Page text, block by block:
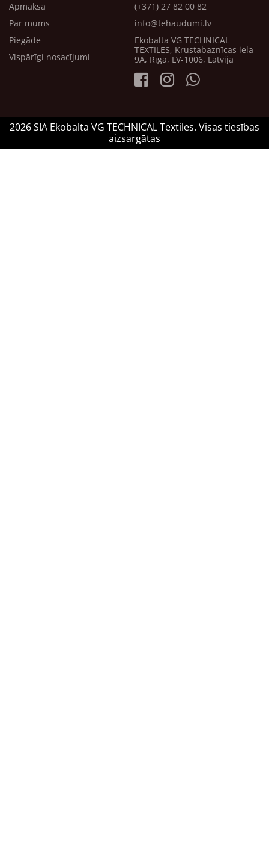
Apmaksa
Par mums
Piegāde
Vispārīgi nosacījumi
(+371) 27 82 00 82
info@tehaudumi.lv
Ekobalta VG TECHNICAL
TEXTILES, Krustabaznīcas iela
9A, Rīga, LV-1006, Latvija
2026 SIA Ekobalta VG TECHNICAL Textiles. Visas tiesības
aizsargātas